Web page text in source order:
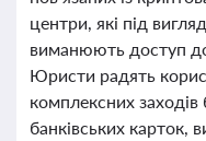
центри, які під
виманюють доступ до
Юристи радять
комплексних
банківських карток,